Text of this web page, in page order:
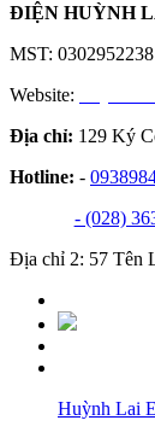
ĐIỆN HUỲNH
MST: 0302952238
Website:
Địa chỉ: 129 Ký
Hotline: -
- (028)
Địa chỉ 2: 57 Tên
Huỳnh Lai